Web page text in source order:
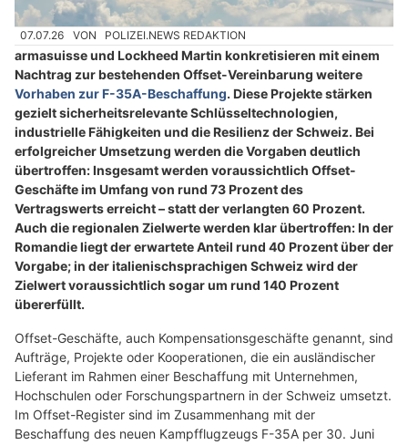
07.07.26 VON POLIZEI.NEWS REDAKTION
armasuisse und Lockheed Martin konkretisieren mit einem
Nachtrag zur bestehenden Offset-Vereinbarung weitere
Vorhaben zur F-35A-Beschaffung. Diese Projekte stärken
gezielt sicherheitsrelevante Schlüsseltechnologien,
industrielle Fähigkeiten und die Resilienz der Schweiz. Bei
erfolgreicher Umsetzung werden die Vorgaben deutlich
übertroffen: Insgesamt werden voraussichtlich Offset-
Geschäfte im Umfang von rund 73 Prozent des
Vertragswerts erreicht – statt der verlangten 60 Prozent.
Auch die regionalen Zielwerte werden klar übertroffen: In der
Romandie liegt der erwartete Anteil rund 40 Prozent über der
Vorgabe; in der italienischsprachigen Schweiz wird der
Zielwert voraussichtlich sogar um rund 140 Prozent
übererfüllt.
Offset-Geschäfte, auch Kompensationsgeschäfte genannt, sind
Aufträge, Projekte oder Kooperationen, die ein ausländischer
Lieferant im Rahmen einer Beschaffung mit Unternehmen,
Hochschulen oder Forschungspartnern in der Schweiz umsetzt.
Im Offset-Register sind im Zusammenhang mit der
Beschaffung des neuen Kampfflugzeugs F-35A per 30. Juni